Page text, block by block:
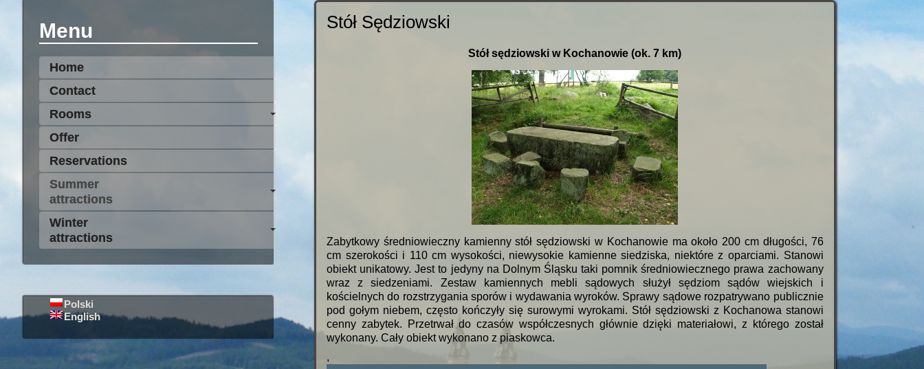
Stół Sędziowski
Stół sędziowski w Kochanowie (ok. 7 km)
Zabytkowy średniowieczny kamienny stół sędziowski w Kochanowie ma około 200 cm długości, 76
cm szerokości i 110 cm wysokości, niewysokie kamienne siedziska, niektóre z oparciami. Stanowi
obiekt unikatowy. Jest to jedyny na Dolnym Śląsku taki pomnik średniowiecznego prawa zachowany
wraz z siedzeniami. Zestaw kamiennych mebli sądowych służył sędziom sądów wiejskich i
kościelnych do rozstrzygania sporów i wydawania wyroków. Sprawy sądowe rozpatrywano publicznie
pod gołym niebem, często kończyły się surowymi wyrokami. Stół sędziowski z Kochanowa stanowi
cenny zabytek. Przetrwał do czasów współczesnych głównie dzięki materiałowi, z którego został
wykonany. Cały obiekt wykonano z piaskowca.
,
Menu
Home
Contact
Rooms
Offer
Reservations
Summer
attractions
Winter
attractions
Polski
English